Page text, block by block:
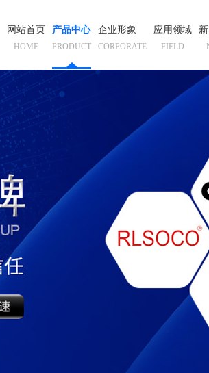
网站首页
HOME
产品中心
PRODUCT
企业形象
CORPORATE
应用领域
FIELD